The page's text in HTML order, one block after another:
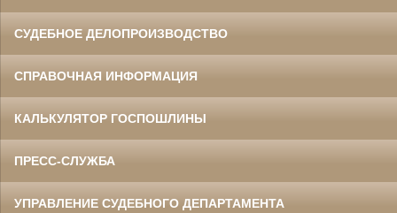
СУДЕБНОЕ ДЕЛОПРОИЗВОДСТВО
СПРАВОЧНАЯ ИНФОРМАЦИЯ
КАЛЬКУЛЯТОР ГОСПОШЛИНЫ
ПРЕСС-СЛУЖБА
УПРАВЛЕНИЕ СУДЕБНОГО ДЕПАРТАМЕНТА